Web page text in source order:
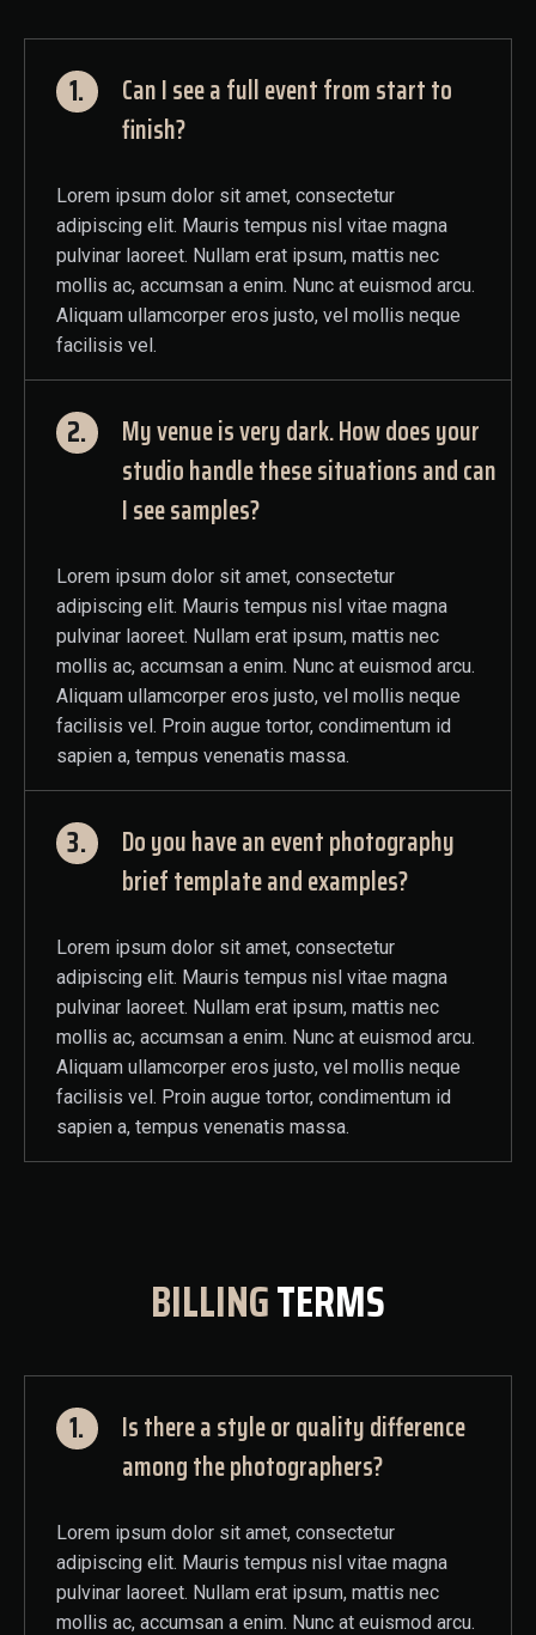
1.
Can I see a full event from start to
finish?
Lorem ipsum dolor sit amet, consectetur
adipiscing elit. Mauris tempus nisl vitae magna
pulvinar laoreet. Nullam erat ipsum, mattis nec
mollis ac, accumsan a enim. Nunc at euismod arcu.
Aliquam ullamcorper eros justo, vel mollis neque
facilisis vel.
2.
My venue is very dark. How does your
studio handle these situations and can
I see samples?
Lorem ipsum dolor sit amet, consectetur
adipiscing elit. Mauris tempus nisl vitae magna
pulvinar laoreet. Nullam erat ipsum, mattis nec
mollis ac, accumsan a enim. Nunc at euismod arcu.
Aliquam ullamcorper eros justo, vel mollis neque
facilisis vel. Proin augue tortor, condimentum id
sapien a, tempus venenatis massa.
3.
Do you have an event photography
brief template and examples?
Lorem ipsum dolor sit amet, consectetur
adipiscing elit. Mauris tempus nisl vitae magna
pulvinar laoreet. Nullam erat ipsum, mattis nec
mollis ac, accumsan a enim. Nunc at euismod arcu.
Aliquam ullamcorper eros justo, vel mollis neque
facilisis vel. Proin augue tortor, condimentum id
sapien a, tempus venenatis massa.
BILLINGTERMS
1.
Is there a style or quality difference
among the photographers?
Lorem ipsum dolor sit amet, consectetur
adipiscing elit. Mauris tempus nisl vitae magna
pulvinar laoreet. Nullam erat ipsum, mattis nec
mollis ac, accumsan a enim. Nunc at euismod arcu.